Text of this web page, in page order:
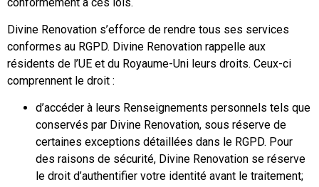
Divine Renovation s’efforce de rendre tous ses services
conformes au RGPD. Divine Renovation rappelle aux
résidents de l’UE et du Royaume-Uni leurs droits. Ceux-ci
comprennent le droit :
d’accéder à leurs Renseignements personnels tels que
conservés par Divine Renovation, sous réserve de
certaines exceptions détaillées dans le RGPD. Pour
des raisons de sécurité, Divine Renovation se réserve
le droit d’authentifier votre identité avant le traitement;